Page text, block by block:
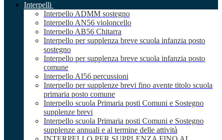
Interpelli
Interpello ADMM sostegno
Interpello AN56 violoncello
Interpello AB56 Chitarra
Interpello per supplenza breve scuola infanzia posto
sostegno
Interpello per supplenza breve scuola infanzia posto
comune
Interpello AI56 percussioni
Interpello per supplenze brevi fino avente titolo scuola
primaria posto comune
Interpello scuola Primaria posti Comuni e Sostegno
supplenze brevi
Interpello scuola Primaria posti Comuni e Sostegno
supplenze annuali e al termine delle attività